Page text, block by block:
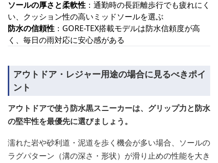
ソールの厚さと柔軟性 ：通勤時の長距離歩行でも疲れにく
い、クッション性の高いミッドソールを選ぶ
防水の信頼性 ：GORE-TEX搭載モデルは防水信頼度が高
く、毎日の雨対応に安心感がある
アウトドア・レジャー用途の場合に見るべきポイ
ント
アウトドアで使う防水黒スニーカーは、グリップ力と防水
の堅牢性を最優先に選びましょう。
濡れた岩や砂利道・泥道を歩く機会が多い場合、ソールの
ラグパターン（溝の深さ・形状）が滑り止めの性能を大き